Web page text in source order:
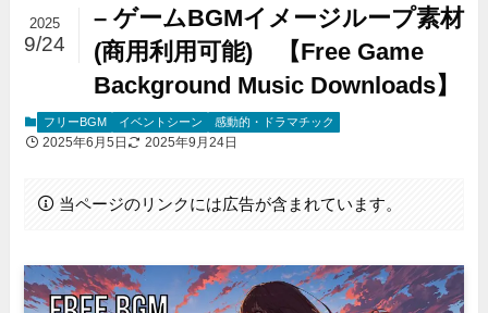
– ゲームBGMイメージループ素材
(商用利用可能) 【Free Game
Background Music Downloads】
2025
9/24
フリーBGM イベントシーン 感動的・ドラマチック
2025年6月5日 2025年9月24日
当ページのリンクには広告が含まれています。